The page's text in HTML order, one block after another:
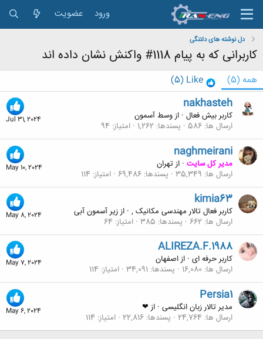
ورود عضویت
دل نوشته های دلتنگی
کاربرانی که به پیام 1118# واکنش نشان داده اند
همه (5)
Like
(5)
Jul 31, 2024
nakhasteh
کاربر بیش فعال · ازوسط آسمون
ارسال ها 586 پسندها 1,262 امتیاز 94
May 10, 2024
naghmeirani
مدیر کل سایت · ازتهران
ارسال ها 35,349 پسندها 69,486 امتیاز 114
May 8, 2024
kimia63
کاربر فعال تالار مهندسی مکانیک , · اززیر آسمون آبی
ارسال ها 662 پسندها 385 امتیاز 64
May 7, 2024
ALIREZA.F.1988
کاربر حرفه ای · ازاصفهان
ارسال ها 16,080 پسندها 34,091 امتیاز 114
May 6, 2024
Persia1
مدیر تالار زبان انگلیسی · از ❤
ارسال ها 24,764 پسندها 22,816 امتیاز 114